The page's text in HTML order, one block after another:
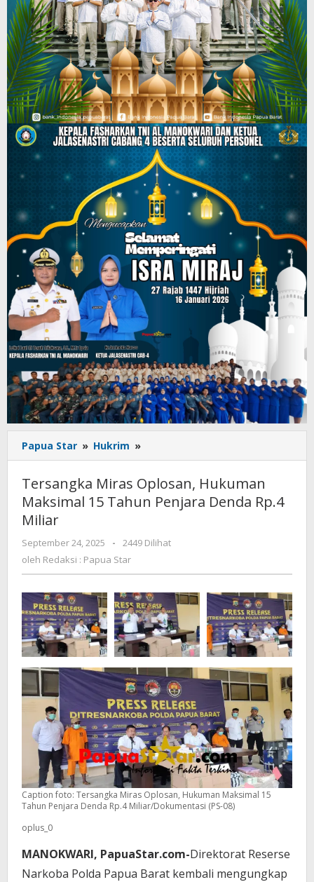
Papua Star » Hukrim »
Miras
Hukuman
Maksimal
Penjara
Rp.4
Miliar
Tersangka Miras Oplosan, Hukuman
Maksimal 15 Tahun Penjara Denda Rp.4
Miliar
September 24, 2025
oleh
Redaksi
Star
-
2449 Dilihat
oleh Redaksi : Papua Star
Caption foto: Tersangka Miras Oplosan, Hukuman Maksimal 15
Tahun Penjara Denda Rp.4 Miliar/Dokumentasi (PS-08)
oplus_0
MANOKWARI, PapuaStar.com-Direktorat Reserse
Narkoba Polda Papua Barat kembali mengungkap